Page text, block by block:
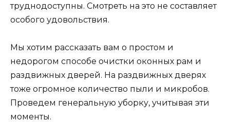
труднодоступны. Смотреть на это не составляет
особого удовольствия.
Мы хотим рассказать вам о простом и
недорогом способе очистки оконных рам и
раздвижных дверей. На раздвижных дверях
тоже огромное количество пыли и микробов.
Проведем генеральную уборку, учитывая эти
моменты.